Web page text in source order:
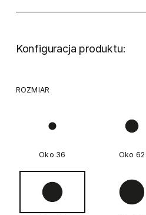
Konfiguracja produktu:
ROZMIAR
Oko 36 Oko 62